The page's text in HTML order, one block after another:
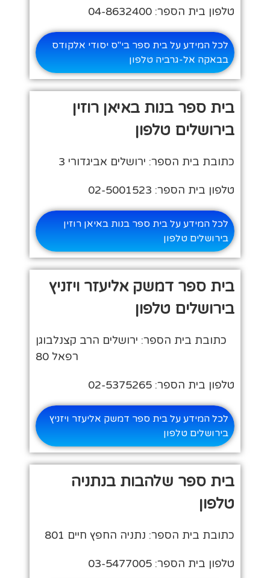
טלפון בית הספר: 04-8632400
לכל המידע על בית ספר בי"ס יסודי אלקודס
בבאקה אל-גרביה טלפון
בית ספר בנות באיאן רוזין
בירושלים טלפון
כתובת בית הספר: ירושלים אביגדורי 3
טלפון בית הספר: 02-5001523
לכל המידע על בית ספר בנות באיאן רוזין
בירושלים טלפון
בית ספר דמשק אליעזר ויזניץ
בירושלים טלפון
כתובת בית הספר: ירושלים הרב קצנלבוגן
רפאל 80
טלפון בית הספר: 02-5375265
לכל המידע על בית ספר דמשק אליעזר ויזניץ
בירושלים טלפון
בית ספר שלהבות בנתניה
טלפון
כתובת בית הספר: נתניה החפץ חיים 801
טלפון בית הספר: 03-5477005